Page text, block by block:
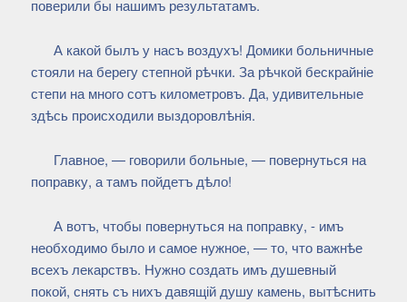
поверили бы нашимъ результатамъ.
А какой былъ у насъ воздухъ! Домики больничные
стояли на берегу степной рѣчки. За рѣчкой бескрайніе
степи на много сотъ километровъ. Да, удивительные
здѣсь происходили выздоровлѣнія.
Главное, — говорили больные, — повернуться на
поправку, а тамъ пойдетъ дѣло!
А вотъ, чтобы повернуться на поправку, - имъ
необходимо было и самое нужное, — то, что важнѣе
всехъ лекарствъ. Нужно создать имъ душевный
покой, снять съ нихъ давящій душу камень, вытѣснить